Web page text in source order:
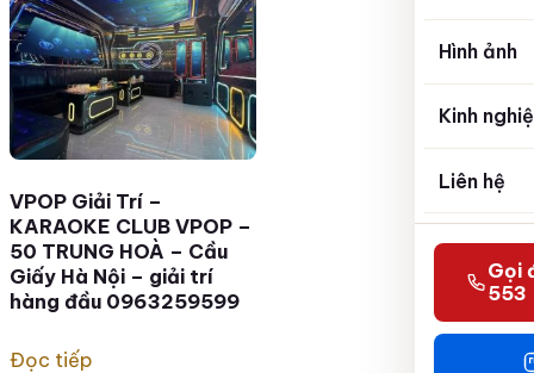
Hình ảnh
Kinh
Liên hệ
Gọi
553
VPOP Giải Trí –
KARAOKE CLUB VPOP –
50 TRUNG HOÀ – Cầu
Giấy Hà Nội – giải trí
hàng đầu 0963259599
Đọc tiếp